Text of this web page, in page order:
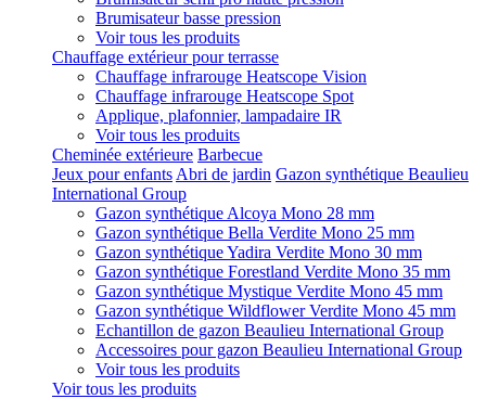
Brumisateur basse pression
Voir tous les produits
Chauffage extérieur pour terrasse
Chauffage infrarouge Heatscope Vision
Chauffage infrarouge Heatscope Spot
Applique, plafonnier, lampadaire IR
Voir tous les produits
Cheminée extérieure Barbecue
Jeux pour enfants Abri de jardin Gazon synthétique Beaulieu
International Group
Gazon synthétique Alcoya Mono 28 mm
Gazon synthétique Bella Verdite Mono 25 mm
Gazon synthétique Yadira Verdite Mono 30 mm
Gazon synthétique Forestland Verdite Mono 35 mm
Gazon synthétique Mystique Verdite Mono 45 mm
Gazon synthétique Wildflower Verdite Mono 45 mm
Echantillon de gazon Beaulieu International Group
Accessoires pour gazon Beaulieu International Group
Voir tous les produits
Voir tous les produits